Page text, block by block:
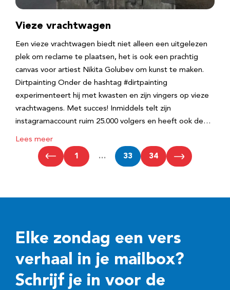
Vieze vrachtwagen
Een vieze vrachtwagen biedt niet alleen een uitgelezen
plek om reclame te plaatsen, het is ook een prachtig
canvas voor artiest Nikita Golubev om kunst te maken.
Dirtpainting Onder de hashtag #dirtpainting
experimenteert hij met kwasten en zijn vingers op vieze
vrachtwagens. Met succes! Inmiddels telt zijn
instagramaccount ruim 25.000 volgers en heeft ook de…
Lees meer
1 … 33 34
Elke zondag een vers
verhaal in je mailbox?
Schrijf je in voor de